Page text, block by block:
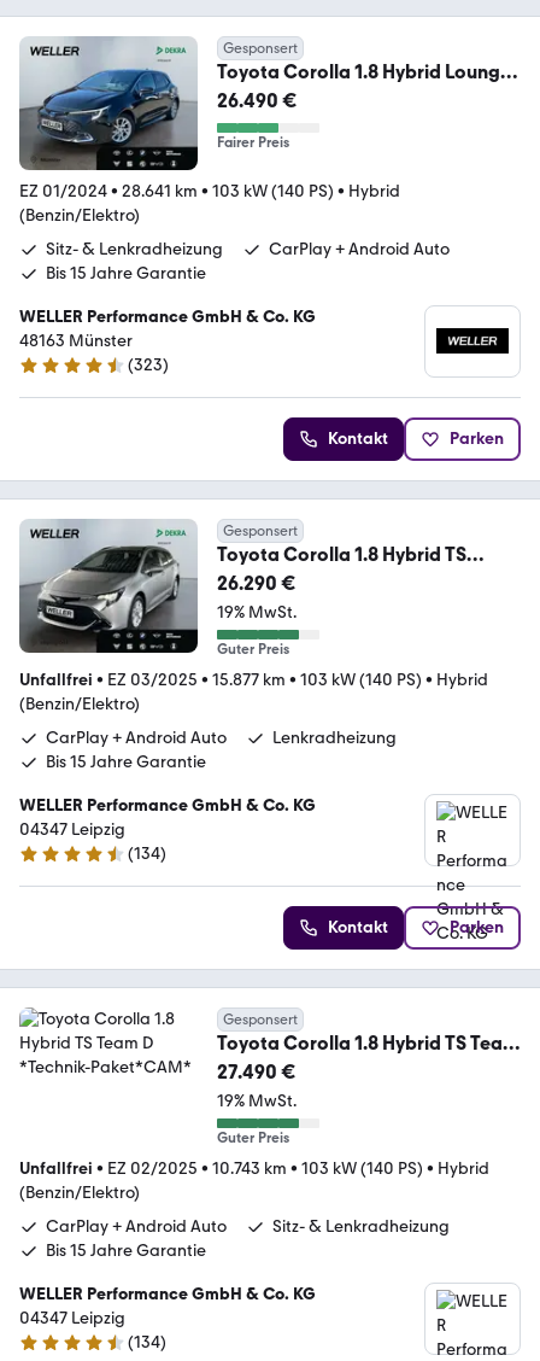
Gesponsert
Toyota Corolla 1.8 Hybrid Lounge
*LED*Sportsitze*HUD*JB
26.490 €
Fairer Preis
EZ 01/2024• 28.641 km • 103 kW (140 PS) • Hybrid
(Benzin/Elektro)
Sitz- & Lenkradheizung
CarPlay + Android Auto
Bis 15 Jahre Garantie
WELLER Performance GmbH & Co. KG
48163 Münster
4.3 Sterne
(323)
Kontakt Parken
Gesponsert
Toyota Corolla 1.8 Hybrid TS
Business Edition *SHZ*CAM*
26.290 €
19% MwSt.
Guter Preis
Unfallfrei • EZ 03/2025 • 15.877 km • 103 kW (140 PS) • Hybrid
(Benzin/Elektro)
CarPlay + Android Auto
Lenkradheizung
Bis 15 Jahre Garantie
WELLER Performance GmbH & Co. KG
04347 Leipzig
4.7 Sterne
(134)
Kontakt Parken
Gesponsert
Toyota Corolla 1.8 Hybrid TS Team
D *Technik-Paket*CAM*
27.490 €
19% MwSt.
Guter Preis
Unfallfrei • EZ 02/2025 • 10.743 km • 103 kW (140 PS) • Hybrid
(Benzin/Elektro)
CarPlay + Android Auto
Sitz- & Lenkradheizung
Bis 15 Jahre Garantie
WELLER Performance GmbH & Co. KG
04347 Leipzig
4.7 Sterne
(134)